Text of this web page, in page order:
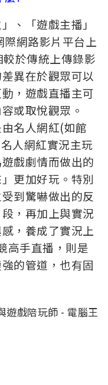
、「遊戲主播」
網路影片平台上
於傳統上傳錄影
異在於觀眾可以
，遊戲直播主可
或取悅觀眾。
名人網紅(如館
人網紅實況主玩
戲劇情而做出的
更加好玩。特別
到驚嚇做出的反
，再加上與實況
，養成了實況上
高手直播，則是
的管道，也有固